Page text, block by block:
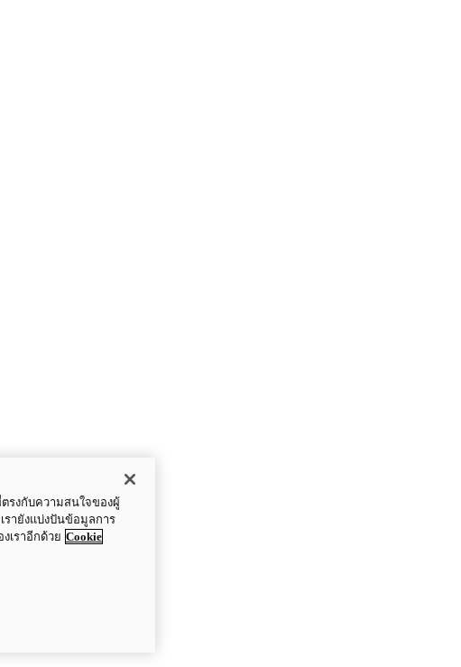
รงกับความสนใจของผู้
รายังแบ่งปันข้อมูลการ
เราอีกด้วย Cookie